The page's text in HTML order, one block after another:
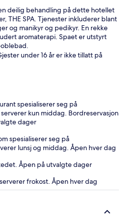
deilig behandling på dette hotellet
THE SPA. Tjenester inkluderer blant
og manikyr og pedikyr. En rekke
aromaterapi. Spaet er utstyrt
under 16 år er ikke tillatt på
spesialiserer seg på
kun middag. Bordreservasjon
dager
spesialiserer seg på
lunsj og middag. Åpen hver dag
Åpen på utvalgte dager
frokost. Åpen hver dag